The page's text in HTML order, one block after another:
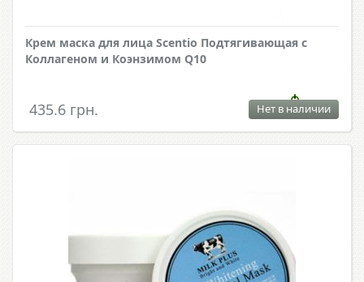
Крем маска для лица Scentio Подтягивающая с
Коллагеном и Коэнзимом Q10
435.6 грн. Нет в наличии